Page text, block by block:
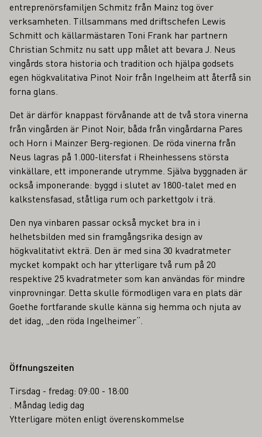
entreprenörsfamiljen Schmitz från Mainz tog över
verksamheten. Tillsammans med driftschefen Lewis
Schmitt och källarmästaren Toni Frank har partnern
Christian Schmitz nu satt upp målet att bevara J. Neus
vingårds stora historia och tradition och hjälpa godsets
egen högkvalitativa Pinot Noir från Ingelheim att återfå sin
forna glans.
Det är därför knappast förvånande att de två stora vinerna
från vingården är Pinot Noir, båda från vingårdarna Pares
och Horn i Mainzer Berg-regionen. De röda vinerna från
Neus lagras på 1.000-litersfat i Rheinhessens största
vinkällare, ett imponerande utrymme. Själva byggnaden är
också imponerande: byggd i slutet av 1800-talet med en
kalkstensfasad, ståtliga rum och parkettgolv i trä.
Den nya vinbaren passar också mycket bra in i
helhetsbilden med sin framgångsrika design av
högkvalitativt ekträ. Den är med sina 30 kvadratmeter
mycket kompakt och har ytterligare två rum på 20
respektive 25 kvadratmeter som kan användas för mindre
vinprovningar. Detta skulle förmodligen vara en plats där
Goethe fortfarande skulle känna sig hemma och njuta av
det idag, „den röda Ingelheimer“.
Öffnungszeiten
Tirsdag - fredag: 09:00 - 18:00
. Måndag ledig dag
Ytterligare möten enligt överenskommelse